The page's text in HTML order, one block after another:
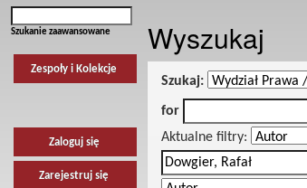
Szukanie zaawansowane
Zespoły i Kolekcje
Zaloguj się
Zarejestruj się
Wyszukaj
Szukaj:
for
Aktualne filtry: